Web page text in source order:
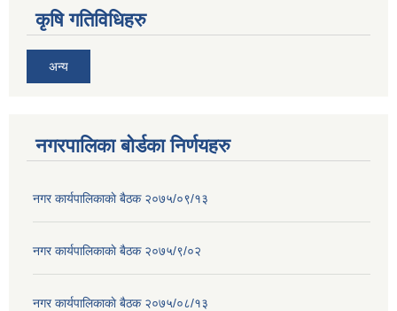
कृषि गतिविधिहरु
अन्य
नगरपालिका बोर्डका निर्णयहरु
नगर कार्यपालिकाकाे बैठक २०७५/०९/१३
नगर कार्यपालिकाकाे बैठक २०७५/९/०२
नगर कार्यपालिकाकाे बैठक २०७५/०८/१३